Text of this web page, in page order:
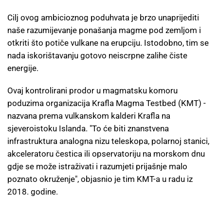
Cilj ovog ambicioznog poduhvata je brzo unaprijediti
naše razumijevanje ponašanja magme pod zemljom i
otkriti što potiče vulkane na erupciju. Istodobno, tim se
nada iskorištavanju gotovo neiscrpne zalihe čiste
energije.
Ovaj kontrolirani prodor u magmatsku komoru
poduzima organizacija Krafla Magma Testbed (KMT) -
nazvana prema vulkanskom kalderi Krafla na
sjeveroistoku Islanda. "To će biti znanstvena
infrastruktura analogna nizu teleskopa, polarnoj stanici,
akceleratoru čestica ili opservatoriju na morskom dnu
gdje se može istraživati i razumjeti prijašnje malo
poznato okruženje", objasnio je tim KMT-a u radu iz
2018. godine.